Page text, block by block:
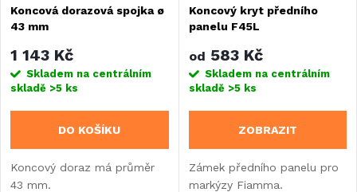
Koncová dorazová spojka ø
43 mm
1 143 Kč
Skladem na centrálním
skladě >5 ks
DO KOŠÍKU
Koncový doraz má průměr
43 mm.
Koncový kryt předního
panelu F45L
od 583 Kč
Skladem na centrálním
skladě >5 ks
ZOBRAZIT
Zámek předního panelu pro
markýzy Fiamma.